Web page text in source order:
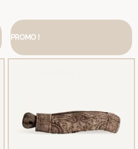
PROMO !
Le
initial
379,00 €.
Le
359,00 €.